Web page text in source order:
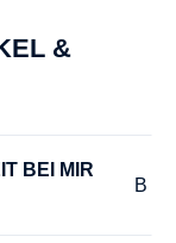
&
BEI MIR